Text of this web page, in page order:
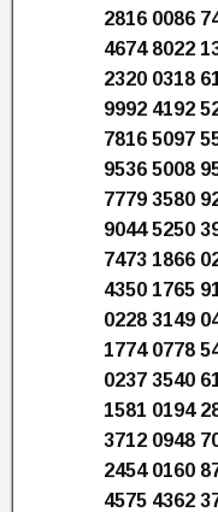
2816 0086
4674 8022
2320 0318
9992 4192
7816 5097
9536 5008
7779 3580
9044 5250
7473 1866
4350 1765
0228 3149
1774 0778
0237 3540
1581 0194
3712 0948
2454 0160
4575 4362